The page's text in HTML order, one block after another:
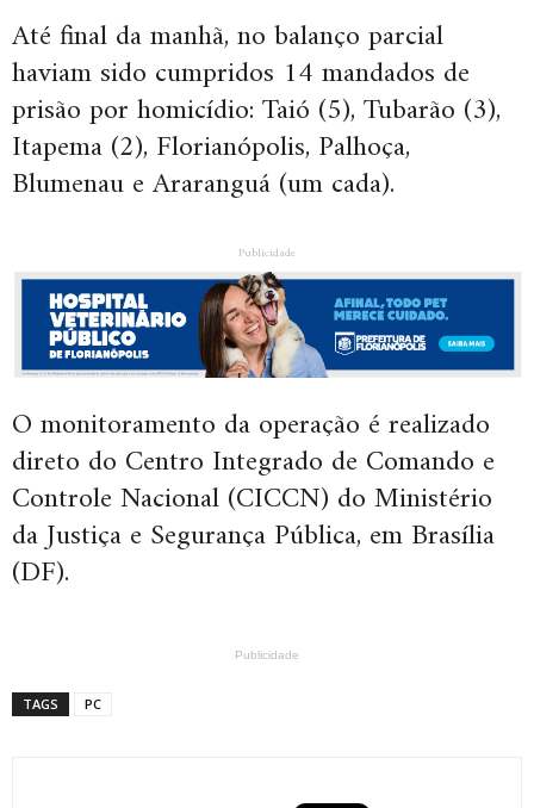
Até final da manhã, no balanço parcial
haviam sido cumpridos 14 mandados de
prisão por homicídio: Taió (5), Tubarão (3),
Itapema (2), Florianópolis, Palhoça,
Blumenau e Araranguá (um cada).
Publicidade
O monitoramento da operação é realizado
direto do Centro Integrado de Comando e
Controle Nacional (CICCN) do Ministério
da Justiça e Segurança Pública, em Brasília
(DF).
Publicidade
TAGS PC